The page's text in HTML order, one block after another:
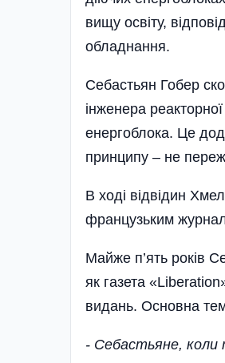
вищу освіту,
обладнання.
Себастьян Гобер
інженера
енергоблока. Це
принципу – не
В ході відвідин
французьким
Майже п’ять років
як газета
видань. Основна
- Себастьяне, коли